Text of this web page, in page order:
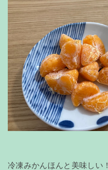
冷凍みかんほんと美味しい！